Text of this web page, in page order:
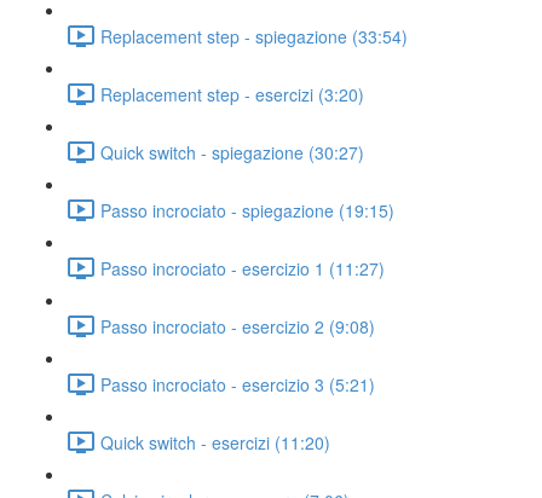
Replacement step - spiegazione (33:54)
Replacement step - esercizi (3:20)
Quick switch - spiegazione (30:27)
Passo incrociato - spiegazione (19:15)
Passo incrociato - esercizio 1 (11:27)
Passo incrociato - esercizio 2 (9:08)
Passo incrociato - esercizio 3 (5:21)
Quick switch - esercizi (11:20)